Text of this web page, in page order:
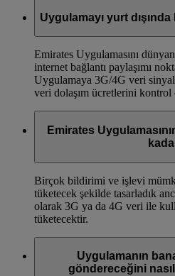
Uygulamayı yurt
Emirates Uygulamasını
internet bağlantı paylaşımı
Uygulamaya 3G/4G veri
veri dolaşım ücretlerini kontrol
Emirates
Birçok bildirimi ve işlevi
tüketecek şekilde tasarladık
olarak 3G ya da 4G veri ile
tüketecektir.
Uygulamanın
göndereceğini